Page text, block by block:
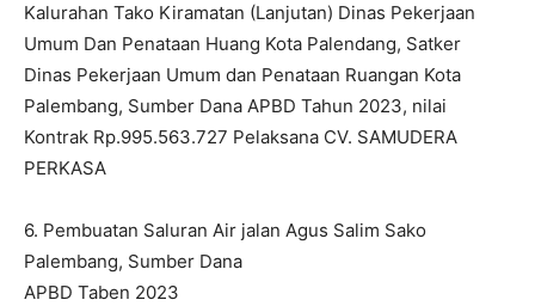
Kalurahan Tako Kiramatan (Lanjutan) Dinas Pekerjaan
Umum Dan Penataan Huang Kota Palendang, Satker
Dinas Pekerjaan Umum dan Penataan Ruangan Kota
Palembang, Sumber Dana APBD Tahun 2023, nilai
Kontrak Rp.995.563.727 Pelaksana CV. SAMUDERA
PERKASA
6. Pembuatan Saluran Air jalan Agus Salim Sako
Palembang, Sumber Dana
APBD Taben 2023